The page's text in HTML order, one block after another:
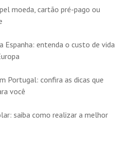
moeda, cartão pré-pago ou
Espanha: entenda o custo de vida
Portugal: confira as dicas que
você
saiba como realizar a melhor